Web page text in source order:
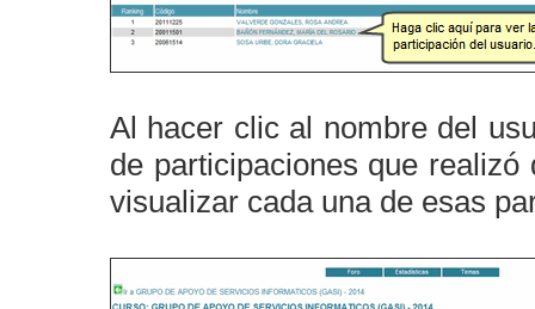
Al hacer clic al nombre del
de participaciones que
visualizar cada una de esas